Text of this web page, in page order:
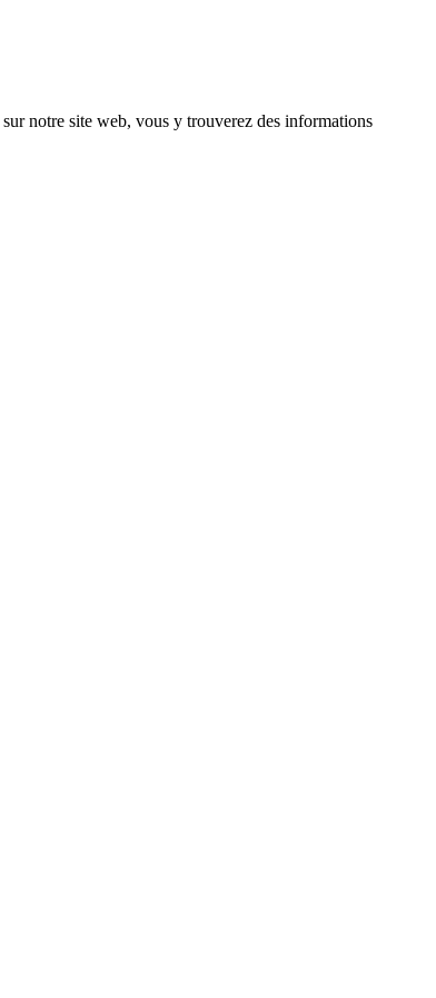
sur notre site web, vous y trouverez des informations